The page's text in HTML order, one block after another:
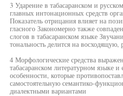
3 Ударение в табасаранском и
главных интонационных средств
Показатель отрицания влияет на
гласного Закономерно также
слогов в табасаранском языке
тональность делится на
4 Морфологические средства
табасаранском литературном языке
особенности, которые
самостоятельную семантико-
диалектными вариантами